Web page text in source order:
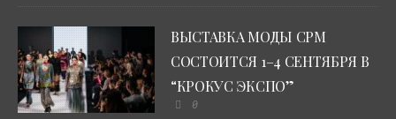
ВЫСТАВКА МОДЫ CPM
СОСТОИТСЯ 1–4 СЕНТЯБРЯ В
“КРОКУС ЭКСПО”
0